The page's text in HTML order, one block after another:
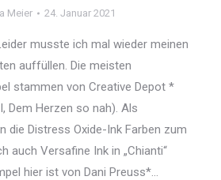
Meier 24. Januar 2021
musste ich mal wieder meinen
auffüllen. Die meisten
stammen von Creative Depot *
Dem Herzen so nah). Als
die Distress Oxide-Ink Farben zum
auch Versafine Ink in „Chianti“
hier ist von Dani Preuss*…